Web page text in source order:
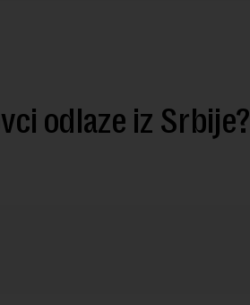
odlaze iz Srbije?